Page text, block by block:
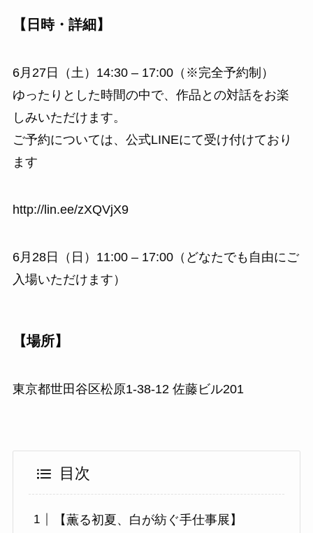
【日時・詳細】
6月27日（土）14:30 – 17:00（※完全予約制）
ゆったりとした時間の中で、作品との対話をお楽
しみいただけます。
ご予約については、公式LINEにて受け付けており
ます
http://lin.ee/zXQVjX9
6月28日（日）11:00 – 17:00（どなたでも自由にご
入場いただけます）
【場所】
東京都世田谷区松原1-38-12 佐藤ビル201
目次
【薫る初夏、白が紡ぐ手仕事展】